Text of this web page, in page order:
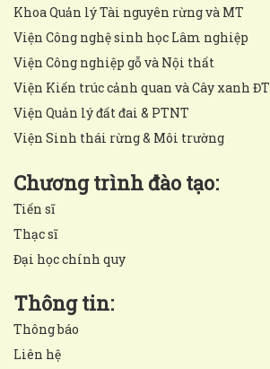
Khoa Quản lý Tài nguyên rừng và MT
Viện Công nghệ sinh học Lâm nghiệp
Viện Công nghiệp gỗ và Nội thất
Viện Kiến trúc cảnh quan và Cây xanh ĐT
Viện Quản lý đất đai & PTNT
Viện Sinh thái rừng & Môi trường
Chương trình đào tạo:
Tiến sĩ
Thạc sĩ
Đại học chính quy
Thông tin:
Thông báo
Liên hệ